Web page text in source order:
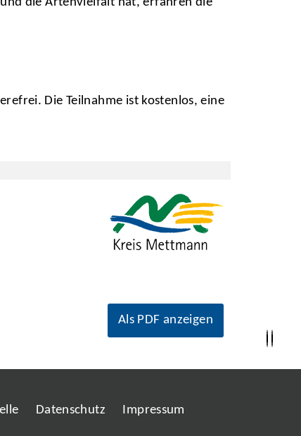
die Artenvielfalt hat, erfahren die
Die Teilnahme ist kostenlos, eine
Als PDF anzeigen
Datenschutz Impressum